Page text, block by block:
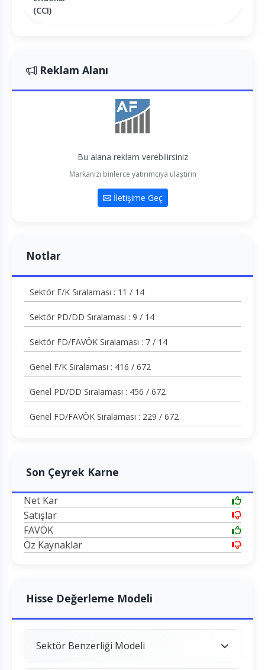
(CCI)
Reklam Alanı
Bu alana reklam verebilirsiniz
Markanızı binlerce yatırımcıya ulaştırın
İletişime Geç
Notlar
Sektör F/K Sıralaması : 11 / 14
Sektör PD/DD Sıralaması : 9 / 14
Sektör FD/FAVÖK Sıralaması : 7 / 14
Genel F/K Sıralaması : 416 / 672
Genel PD/DD Sıralaması : 456 / 672
Genel FD/FAVÖK Sıralaması : 229 / 672
Son Çeyrek Karne
Net Kar
Satışlar
FAVÖK
Öz Kaynaklar
Hisse Değerleme Modeli
Sektör Benzerliği Modeli